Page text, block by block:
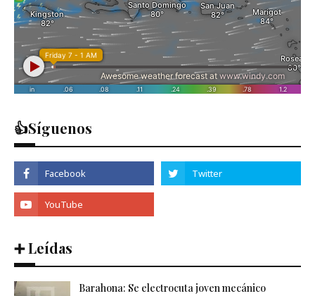
👍Síguenos
➕ Leídas
Barahona: Se electrocuta joven mecánico